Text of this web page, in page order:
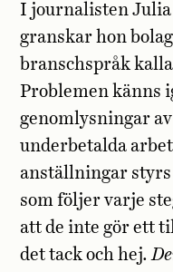
I journalisten
granskar hon
branschspråk
Problemen känns
genomlysningar
underbetalda
anställningar
som följer varje
att de inte gör ett
det tack och hej.